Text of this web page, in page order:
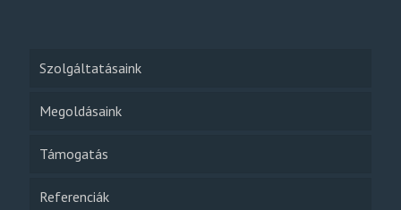
Szolgáltatásaink
Megoldásaink
Támogatás
Referenciák